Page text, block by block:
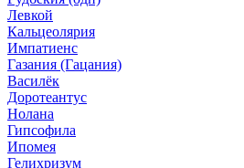
Левкой
Кальцеолярия
Импатиенс
Газания (Гацания)
Василёк
Доротеантус
Нолана
Гипсофила
Ипомея
Гелихризум